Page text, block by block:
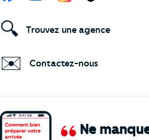
Ne
🔍 Trouvez une agence
✉️ Contactez-nous